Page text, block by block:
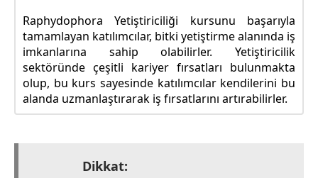
Raphydophora Yetiştiriciliği kursunu başarıyla
tamamlayan katılımcılar, bitki yetiştirme alanında iş
imkanlarına sahip olabilirler. Yetiştiricilik
sektöründe çeşitli kariyer fırsatları bulunmakta
olup, bu kurs sayesinde katılımcılar kendilerini bu
alanda uzmanlaştırarak iş fırsatlarını artırabilirler.
Dikkat: